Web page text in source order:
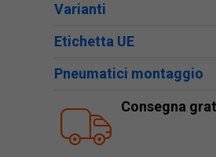
Varianti
Etichetta UE
Pneumatici montaggio
Consegna